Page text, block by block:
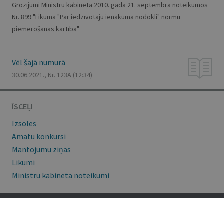
Grozījumi Ministru kabineta 2010. gada 21. septembra noteikumos
Nr. 899 "Likuma "Par iedzīvotāju ienākuma nodokli" normu
piemērošanas kārtība"
Vēl šajā numurā
30.06.2021., Nr. 123A (12:34)
ĪSCEĻI
Izsoles
Amatu konkursi
Mantojumu ziņas
Likumi
Ministru kabineta noteikumi